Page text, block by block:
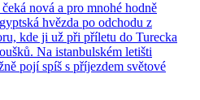
nová a pro mnohé hodně
hvězda po odchodu z
kde ji už při příletu do Turecka
Na istanbulském letišti
pojí spíš s příjezdem světové